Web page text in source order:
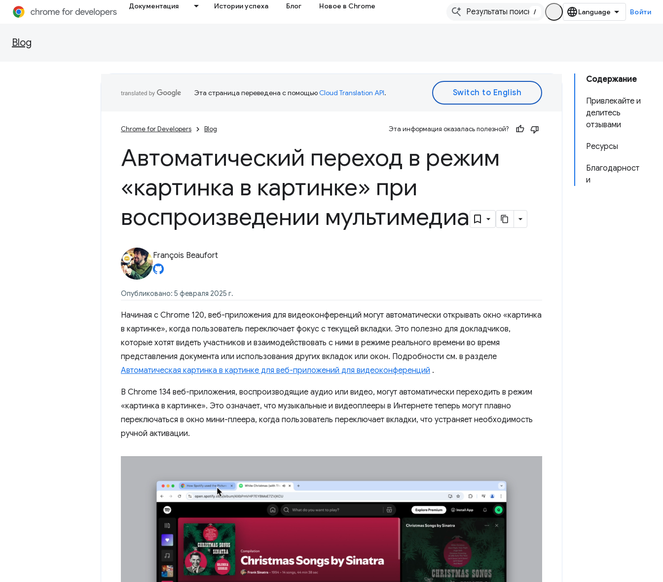
Документация Истории успеха Блог Новое в Chrome
/ Войти
Blog
Содержание
Привлекайте и
делитесь
отзывами
Ресурсы
Благодарност
и
Эта страница переведена с помощьюCloud Translation API.
Chrome for Developers Blog Эта информация оказалась полезной?
Автоматический переход в режим
«картинка в картинке» при
воспроизведении мультимедиа
François Beaufort
Опубликовано: 5 февраля 2025 г.
Начиная с Chrome 120, веб-приложения для видеоконференций могут автоматически открывать окно «картинка
в картинке», когда пользователь переключает фокус с текущей вкладки. Это полезно для докладчиков,
которые хотят видеть участников и взаимодействовать с ними в режиме реального времени во время
представления документа или использования других вкладок или окон. Подробности см. в разделе
Автоматическая картинка в картинке для веб-приложений для видеоконференций .
В Chrome 134 веб-приложения, воспроизводящие аудио или видео, могут автоматически переходить в режим
«картинка в картинке». Это означает, что музыкальные и видеоплееры в Интернете теперь могут плавно
переключаться в окно мини-плеера, когда пользователь переключает вкладки, что устраняет необходимость
ручной активации.